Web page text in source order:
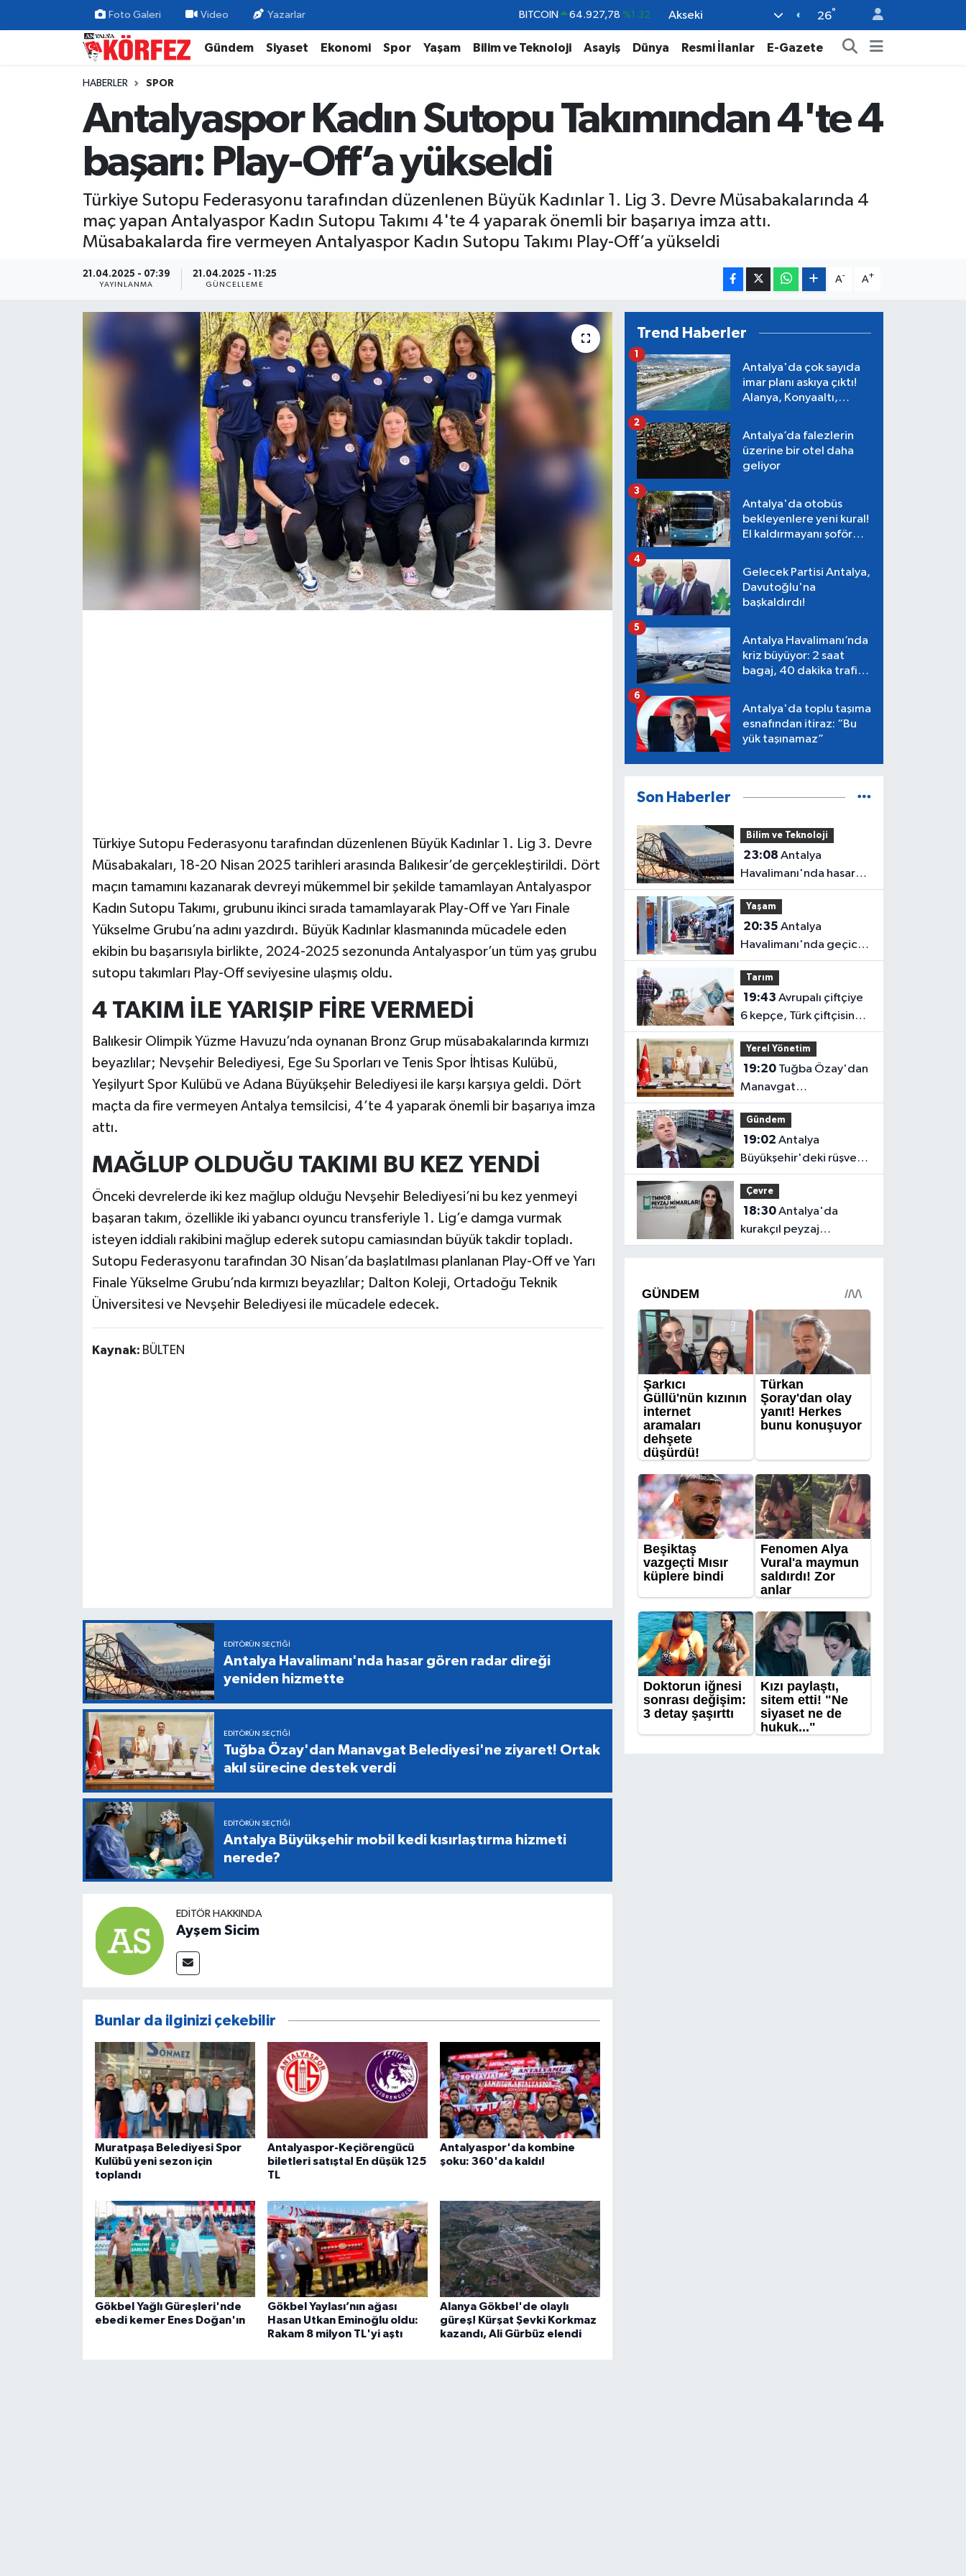
Foto Galeri Video Yazarlar DOLAR 47,5894 %0.08
EURO 55,0398 %-0.02
BİST100 13.703 %11
Akseki 26°
Gündem Siyaset Ekonomi Spor Yaşam Bilim ve Teknoloji Asayiş Dünya Resmi İlanlar E-Gazete
HABERLER SPOR
Antalyaspor Kadın Sutopu Takımından 4'te 4
başarı: Play-Off’a yükseldi
Türkiye Sutopu Federasyonu tarafından düzenlenen Büyük Kadınlar 1. Lig 3. Devre Müsabakalarında 4
maç yapan Antalyaspor Kadın Sutopu Takımı 4'te 4 yaparak önemli bir başarıya imza attı.
Müsabakalarda fire vermeyen Antalyaspor Kadın Sutopu Takımı Play-Off’a yükseldi
21.04.2025 - 07:39
YAYINLANMA
21.04.2025 - 11:25
GÜNCELLEME
A- A+
Türkiye Sutopu Federasyonu tarafından düzenlenen Büyük Kadınlar 1. Lig 3. Devre
Müsabakaları, 18-20 Nisan 2025 tarihleri arasında Balıkesir’de gerçekleştirildi. Dört
maçın tamamını kazanarak devreyi mükemmel bir şekilde tamamlayan Antalyaspor
Kadın Sutopu Takımı, grubunu ikinci sırada tamamlayarak Play-Off ve Yarı Finale
Yükselme Grubu’na adını yazdırdı. Büyük Kadınlar klasmanında mücadele eden
ekibin bu başarısıyla birlikte, 2024-2025 sezonunda Antalyaspor’un tüm yaş grubu
sutopu takımları Play-Off seviyesine ulaşmış oldu.
4 TAKIM İLE YARIŞIP FİRE VERMEDİ
Balıkesir Olimpik Yüzme Havuzu’nda oynanan Bronz Grup müsabakalarında kırmızı
beyazlılar; Nevşehir Belediyesi, Ege Su Sporları ve Tenis Spor İhtisas Kulübü,
Yeşilyurt Spor Kulübü ve Adana Büyükşehir Belediyesi ile karşı karşıya geldi. Dört
maçta da fire vermeyen Antalya temsilcisi, 4’te 4 yaparak önemli bir başarıya imza
attı.
MAĞLUP OLDUĞU TAKIMI BU KEZ YENDİ
Önceki devrelerde iki kez mağlup olduğu Nevşehir Belediyesi’ni bu kez yenmeyi
başaran takım, özellikle iki yabancı oyuncu transferiyle 1. Lig’e damga vurmak
isteyen iddialı rakibini mağlup ederek sutopu camiasından büyük takdir topladı.
Sutopu Federasyonu tarafından 30 Nisan’da başlatılması planlanan Play-Off ve Yarı
Finale Yükselme Grubu’nda kırmızı beyazlılar; Dalton Koleji, Ortadoğu Teknik
Üniversitesi ve Nevşehir Belediyesi ile mücadele edecek.
Kaynak: BÜLTEN
EDITÖRÜN SEÇTIĞI
Antalya Havalimanı'nda hasar gören radar direği
yeniden hizmette
EDITÖRÜN SEÇTIĞI
Tuğba Özay'dan Manavgat Belediyesi'ne ziyaret! Ortak
akıl sürecine destek verdi
EDITÖRÜN SEÇTIĞI
Antalya Büyükşehir mobil kedi kısırlaştırma hizmeti
nerede?
EDITÖR HAKKINDA
Ayşem Sicim
Bunlar da ilginizi çekebilir
Muratpaşa Belediyesi Spor
Kulübü yeni sezon için
toplandı
Antalyaspor-Keçiörengücü
biletleri satışta! En düşük 125
TL
Antalyaspor'da kombine
şoku: 360'da kaldı!
Gökbel Yağlı Güreşleri'nde
ebedi kemer Enes Doğan'ın
Gökbel Yaylası’nın ağası
Hasan Utkan Eminoğlu oldu:
Rakam 8 milyon TL'yi aştı
Alanya Gökbel'de olaylı
güreş! Kürşat Şevki Korkmaz
kazandı, Ali Gürbüz elendi
Trend Haberler
Antalya'da çok sayıda
imar planı askıya çıktı!
Alanya, Konyaaltı,
1
Antalya’da falezlerin
üzerine bir otel daha
geliyor
2
Antalya'da otobüs
bekleyenlere yeni kural!
El kaldırmayanı şoför
3
Gelecek Partisi Antalya,
Davutoğlu'na
başkaldırdı!
4
Antalya Havalimanı’nda
kriz büyüyor: 2 saat
bagaj, 40 dakika trafik,
5
Antalya'da toplu taşıma
esnafından itiraz: “Bu
yük taşınamaz”
6
Son Haberler
Bilim ve Teknoloji
23:08
Havalimanı'nda hasar
gören radar direği
yeniden hizmette
Yaşam
20:35
Havalimanı'nda geçici
trafik düzenlemesi
uygulanacak! Yolculara
uyarı
Tarım
19:43
6 kepçe, Türk çiftçisine 1
kaşık!
Yerel Yönetim
19:20Tuğba Özay'dan
Manavgat
Belediyesi'ne ziyaret!
Ortak akıl sürecine
destek verdi
Gündem
19:02
Büyükşehir'deki rüşvet
soruşturmasında 2
gözaltı
Çevre
18:30Antalya'da
kurakçıl peyzaj
tartışması: "Kentlerimiz
Gündem
Yerel Yönetim
Nöbetçi Eczaneler
Trafik Durumu
Süper Lig Puan Durumu ve Fikstür
Tüm Manşetler
Son Dakika Haberleri
Haber Arşivi